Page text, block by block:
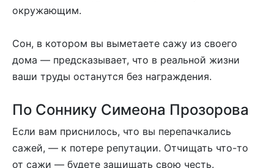
окружающим.
Сон, в котором вы выметаете сажу из своего
дома — предсказывает, что в реальной жизни
ваши труды останутся без награждения.
По Соннику Симеона Прозорова
Если вам приснилось, что вы перепачкались
сажей, — к потере репутации. Отчищать что-то
от сажи — будете защищать свою честь.